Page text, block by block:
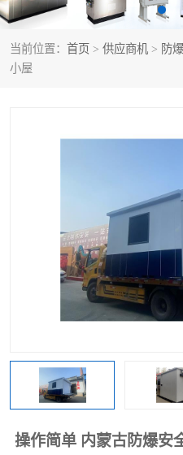
当前位置： 首页 > 供应商机 > 防
小屋
操作简单 内蒙古防爆安
防爆控制箱
防爆操作柱